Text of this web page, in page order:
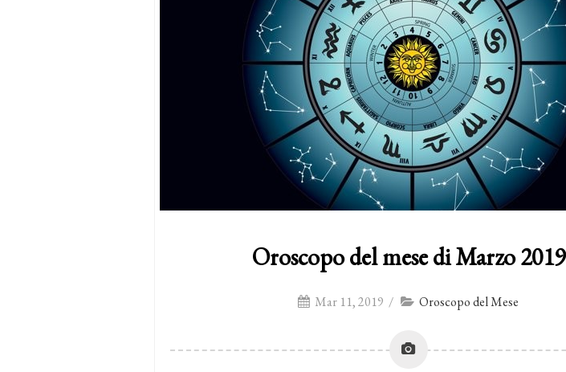
Oroscopo del mese di Marzo 2019
Mar 11, 2019 / Oroscopo del Mese